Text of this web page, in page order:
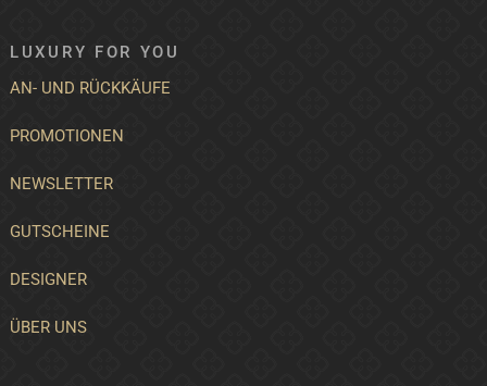
LUXURY FOR YOU
AN- UND RÜCKKÄUFE
PROMOTIONEN
NEWSLETTER
GUTSCHEINE
DESIGNER
ÜBER UNS